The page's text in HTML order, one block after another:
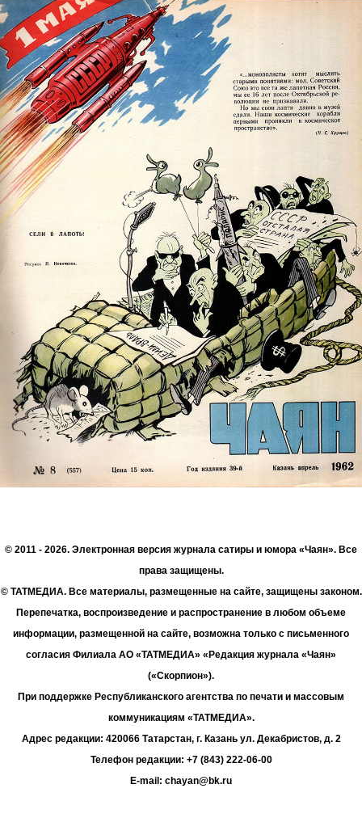
© 2011 - 2026. Электронная версия журнала сатиры и юмора «Чаян». Все
права защищены.
© ТАТМЕДИА. Все материалы, размещенные на сайте, защищены законом.
Перепечатка, воспроизведение и распространение в любом объеме
информации, размещенной на сайте, возможна только с письменного
согласия Филиала АО «ТАТМЕДИА» «Редакция журнала «Чаян»
(«Скорпион»).
При поддержке Республиканского агентства по печати и массовым
коммуникациям «ТАТМЕДИА».
Адрес редакции: 420066 Татарстан, г. Казань ул. Декабристов, д. 2
Телефон редакции: +7 (843) 222-06-00
E-mail: chayan@bk.ru